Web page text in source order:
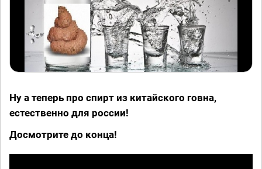
Ну а теперь про спирт из китайского говна,
естественно для россии!
Досмотрите до конца!